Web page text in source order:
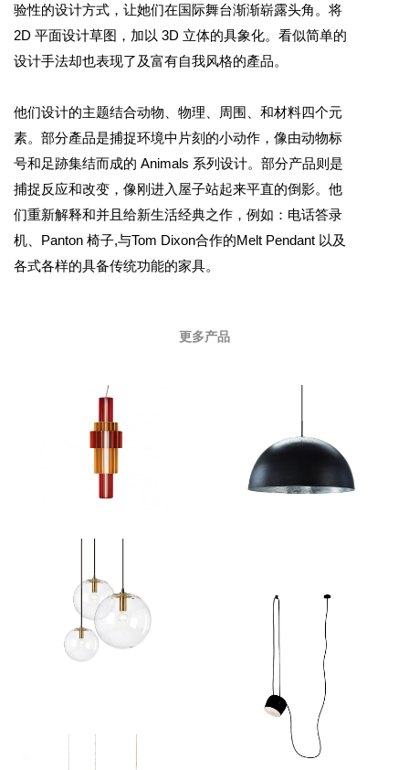
验性的设计方式，让她们在国际舞台渐渐崭露头角。将
2D 平面设计草图，加以 3D 立体的具象化。看似简单的
设计手法却也表现了及富有自我风格的產品。
他们设计的主题结合动物、物理、周围、和材料四个元
素。部分產品是捕捉环境中片刻的小动作，像由动物标
号和足跡集结而成的 Animals 系列设计。部分产品则是
捕捉反应和改变，像刚进入屋子站起来平直的倒影。他
们重新解释和并且给新生活经典之作，例如：电话答录
机、Panton 椅子,与Tom Dixon合作的Melt Pendant 以及
各式各样的具备传统功能的家具。
更多产品